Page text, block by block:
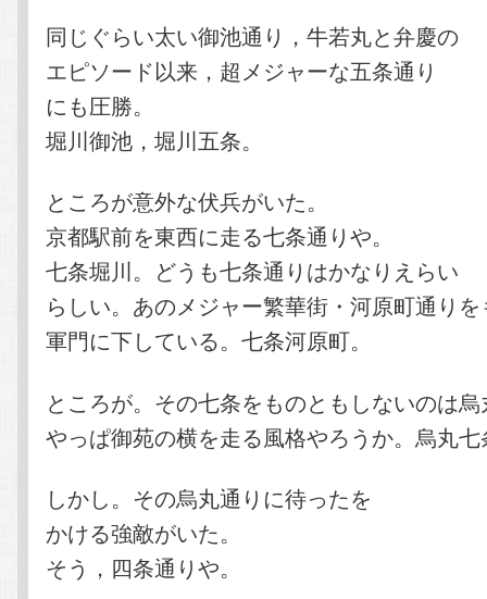
同じぐらい太い御池通り，牛若丸と弁慶の
エピソード以来，超メジャーな五条通り
にも圧勝。
堀川御池，堀川五条。
ところが意外な伏兵がいた。
京都駅前を東西に走る七条通りや。
七条堀川。どうも七条通りはかなりえらい
らしい。あのメジャー繁華街・河原町通りを
軍門に下している。七条河原町。
ところが。その七条をものともしないのは
やっぱ御苑の横を走る風格やろうか。烏丸七
しかし。その烏丸通りに待ったを
かける強敵がいた。
そう，四条通りや。